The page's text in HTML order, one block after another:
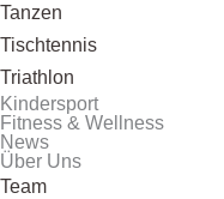
Tanzen
Tischtennis
Triathlon
Kindersport
Fitness & Wellness
News
Über Uns
Team